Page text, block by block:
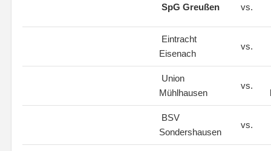
SpG Greußen vs.
Eintracht
Eisenach
vs.
Union
Mühlhausen
vs.
BSV
Sondershausen
vs.